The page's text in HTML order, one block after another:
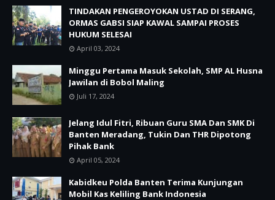
TINDAKAN PENGEROYOKAN USTAD DI SERANG,
ORMAS GABSI SIAP KAWAL SAMPAI PROSES
HUKUM SELESAI
April 03, 2024
Minggu Pertama Masuk Sekolah, SMP AL Husna
Jawilan di Bobol Maling
Juli 17, 2024
Jelang Idul Fitri, Ribuan Guru SMA Dan SMK Di
Banten Meradang, Tukin Dan THR Dipotong
Pihak Bank
April 05, 2024
Kabidkeu Polda Banten Terima Kunjungan
Mobil Kas Keliling Bank Indonesia